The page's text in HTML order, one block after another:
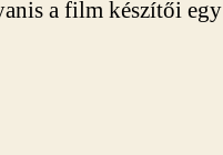
a film készítői egy